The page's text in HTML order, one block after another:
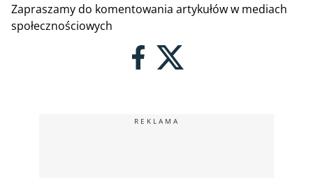
Zapraszamy do komentowania artykułów w mediach
społecznościowych
REKLAMA